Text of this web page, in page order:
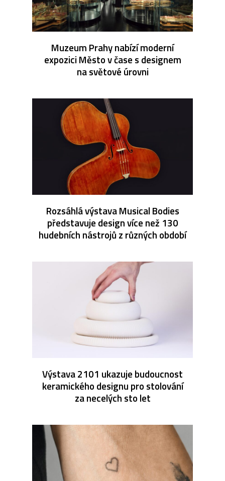
Muzeum Prahy nabízí moderní
expozici Město v čase s designem
na světové úrovni
Rozsáhlá výstava Musical Bodies
představuje design více než 130
hudebních nástrojů z různých období
Výstava 2101 ukazuje budoucnost
keramického designu pro stolování
za necelých sto let